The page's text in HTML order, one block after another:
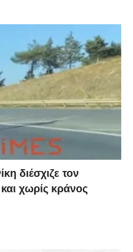
διέσχιζε τον
χωρίς κράνος